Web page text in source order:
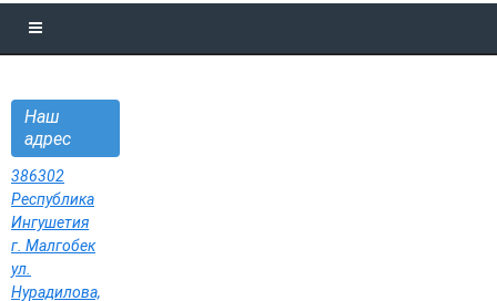
Наш
адрес
386302
Республика
Ингушетия
г. Малгобек
ул.
Нурадилова,